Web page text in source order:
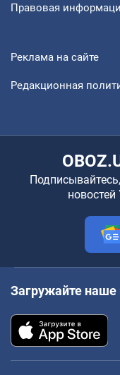
Правовая
Реклама на сайте
Редакционная
Загружайте